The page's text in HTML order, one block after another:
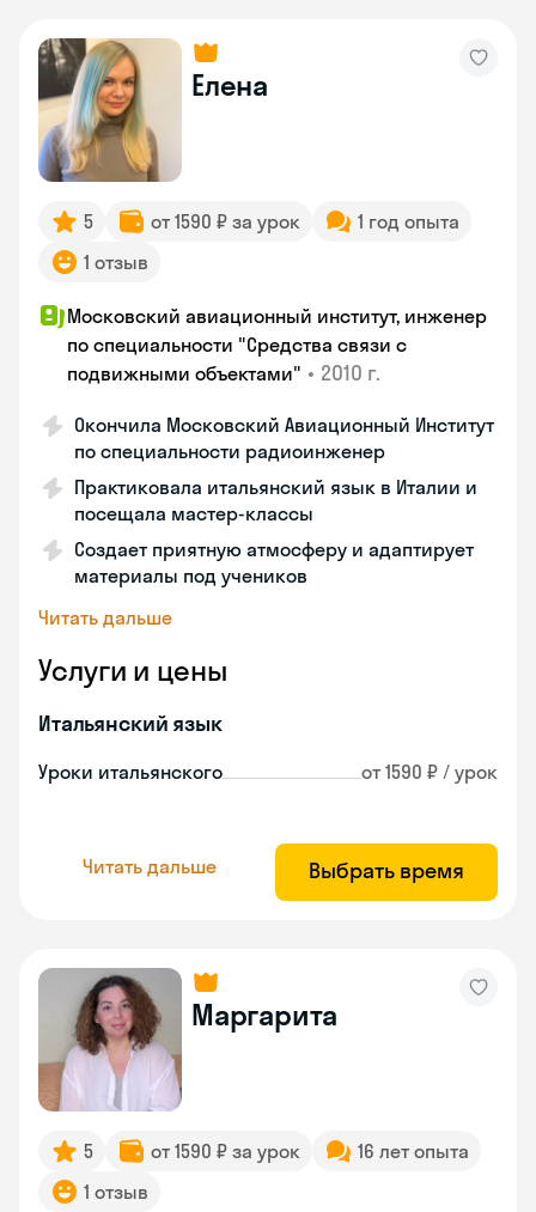
Елена
5 от 1590 ₽ за урок
1 год опыта
1 отзыв
Московский авиационный институт, инженер
по специальности "Средства связи с
подвижными объектами" • 2010 г.
Окончила Московский Авиационный Институт
по специальности радиоинженер
Практиковала итальянский язык в Италии и
посещала мастер-классы
Создает приятную атмосферу и адаптирует
материалы под учеников
Читать дальше
Услуги и цены
Итальянский язык
Уроки итальянского от 1590 ₽ / урок
Читать дальше Выбрать время
Маргарита
5 от 1590 ₽ за урок
16 лет опыта
1 отзыв